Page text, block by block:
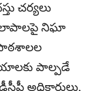
చర్యలు
నిఘా
పాల్పడే
అధికారులు,